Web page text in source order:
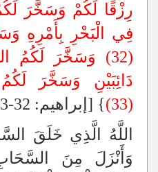
رِزْقًا لَكُمْ وَسَخَّرَ
فِي الْبَحْرِ بِأَمْرِهِ
(32) وَسَخَّرَ لَكُمُ
دَائِبَيْنِ وَسَخَّرَ لَكُمُ
(33)
} [إبراهيم: 32-33].
اللَّهُ الَّذِي خَلَقَ
وَأَنْزَلَ مِنَ